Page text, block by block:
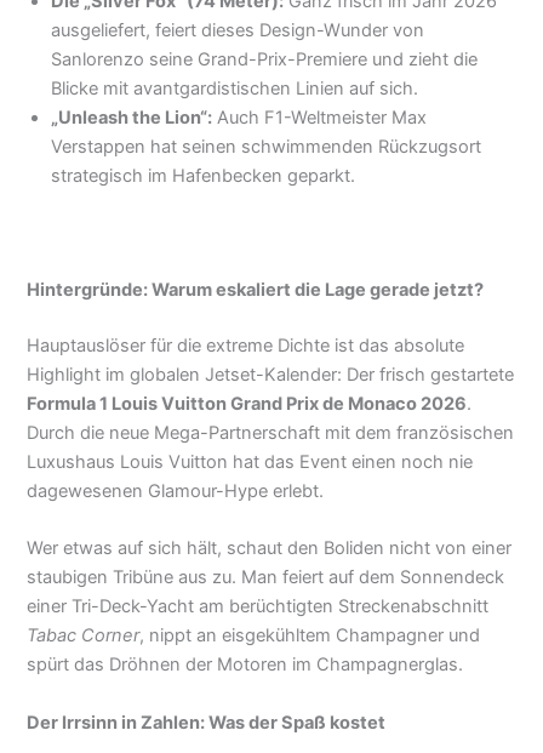
ausgeliefert, feiert dieses Design-Wunder von
Sanlorenzo seine Grand-Prix-Premiere und zieht die
Blicke mit avantgardistischen Linien auf sich.
„Unleash the Lion“: Auch F1-Weltmeister Max
Verstappen hat seinen schwimmenden Rückzugsort
strategisch im Hafenbecken geparkt.
Hintergründe: Warum eskaliert die Lage gerade jetzt?
Hauptauslöser für die extreme Dichte ist das absolute
Highlight im globalen Jetset-Kalender: Der frisch gestartete
Formula 1 Louis Vuitton Grand Prix de Monaco 2026.
Durch die neue Mega-Partnerschaft mit dem französischen
Luxushaus Louis Vuitton hat das Event einen noch nie
dagewesenen Glamour-Hype erlebt.
Wer etwas auf sich hält, schaut den Boliden nicht von einer
staubigen Tribüne aus zu. Man feiert auf dem Sonnendeck
einer Tri-Deck-Yacht am berüchtigten Streckenabschnitt
Tabac Corner, nippt an eisgekühltem Champagner und
spürt das Dröhnen der Motoren im Champagnerglas.
Der Irrsinn in Zahlen: Was der Spaß kostet